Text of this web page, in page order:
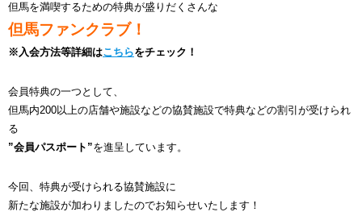
但馬を満喫するための特典が盛りだくさんな
但馬ファンクラブ！
※入会方法等詳細はこちらをチェック！
会員特典の一つとして、
但馬内200以上の店舗や施設などの協賛施設で特典などの割引が受けられ
る
”会員パスポート”を進呈しています。
今回、特典が受けられる協賛施設に
新たな施設が加わりましたのでお知らせいたします！